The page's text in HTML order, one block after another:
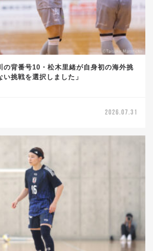
の背番号10・松木里緒が自身初の海外挑
挑戦を選択しました」
2026.07.31